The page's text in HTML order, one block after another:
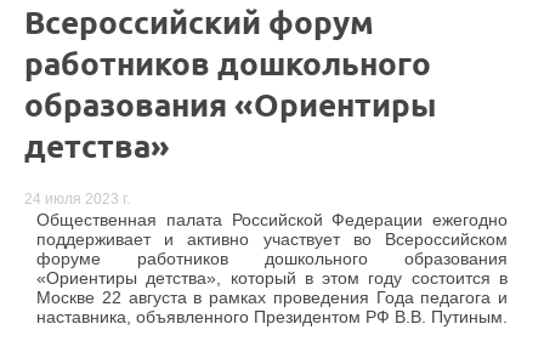
Всероссийский форум
работников дошкольного
образования «Ориентиры
детства»
24 июля 2023 г.
Общественная палата Российской Федерации ежегодно
поддерживает и активно участвует во Всероссийском
форуме работников дошкольного образования
«Ориентиры детства», который в этом году состоится в
Москве 22 августа в рамках проведения Года педагога и
наставника, объявленного Президентом РФ В.В. Путиным.